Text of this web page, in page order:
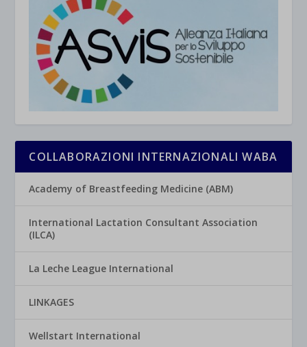
COLLABORAZIONI INTERNAZIONALI WABA
Academy of Breastfeeding Medicine (ABM)
International Lactation Consultant Association
(ILCA)
La Leche League International
LINKAGES
Wellstart International